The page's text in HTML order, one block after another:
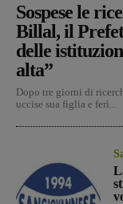
Sospese le
Billal, il
delle
alta”
Dopo tre giorni di
uccise sua figlia e ferì...